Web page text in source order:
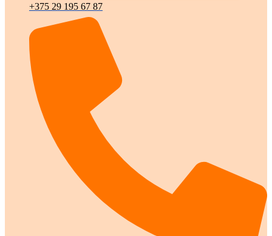
+375 29 195 67 87